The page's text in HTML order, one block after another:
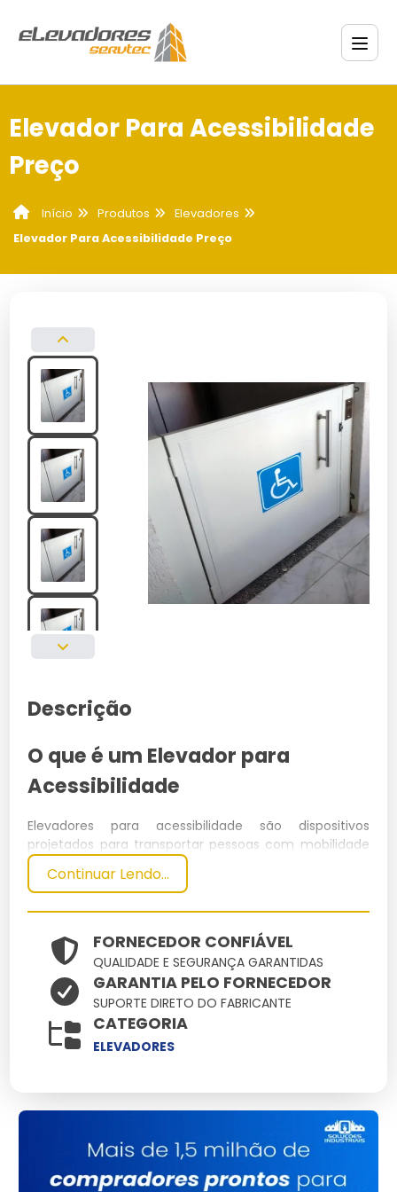
Elevador Para Acessibilidade
Preço
Início Produtos
Elevadores
Elevador Para Acessibilidade Preço
Descrição
O que é um Elevador para
Acessibilidade
Elevadores para acessibilidade são dispositivos
projetados para transportar pessoas com mobilidade
reduzida entre diferentes níveis de um edifício. Eles
são essenciais para garantir a inclusão e a mobilidade
Especificações Técnicas
Dimensões
(cm)
Peso
(kg)
MaterialCapacidadePotência
120 x 140 800
Inoxidável
Principais Características e
Controles intuitivos para todos os
usuários.
Continuar Lendo...
FORNECEDOR CONFIÁVEL
QUALIDADE E SEGURANÇA GARANTIDAS
GARANTIA PELO FORNECEDOR
SUPORTE DIRETO DO FABRICANTE
CATEGORIA
ELEVADORES